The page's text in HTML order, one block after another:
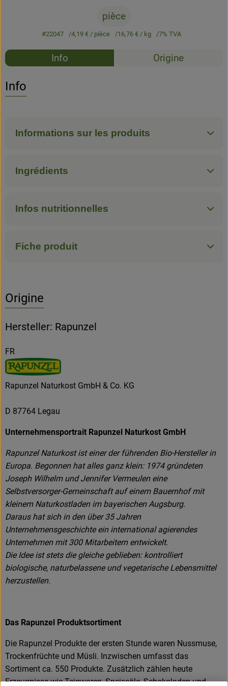
pièce
#22047 4,19 € / pièce 16,76 € / kg 7% TVA
Recettes
Info Origine
Info
Informations sur les produits
Ingrédients
Infos nutritionnelles
Fiche produit
Origine
Hersteller: Rapunzel
FR
Rapunzel Naturkost GmbH & Co. KG
D 87764 Legau
Unternehmensportrait Rapunzel Naturkost GmbH
Rapunzel Naturkost ist einer der führenden Bio-Hersteller in
Europa. Begonnen hat alles ganz klein: 1974 gründeten
Joseph Wilhelm und Jennifer Vermeulen eine
Selbstversorger-Gemeinschaft auf einem Bauernhof mit
kleinem Naturkostladen im bayerischen Augsburg.
Daraus hat sich in den über 35 Jahren
Unternehmensgeschichte ein international agierendes
Unternehmen mit 300 Mitarbeitern entwickelt.
Die Idee ist stets die gleiche geblieben: kontrolliert
biologische, naturbelassene und vegetarische Lebensmittel
herzustellen.
Das Rapunzel Produktsortiment
Die Rapunzel Produkte der ersten Stunde waren Nussmuse,
Trockenfrüchte und Müsli. Inzwischen umfasst das
Sortiment ca. 550 Produkte. Zusätzlich zählen heute
Erzeugnisse wie Teigwaren, Speiseöle, Schokoladen und